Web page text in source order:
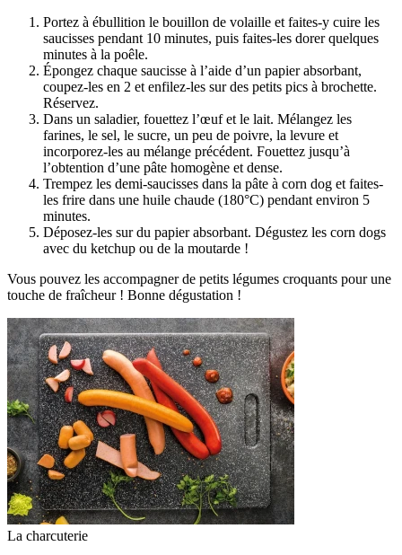
Portez à ébullition le bouillon de volaille et faites-y cuire les
saucisses pendant 10 minutes, puis faites-les dorer quelques
minutes à la poêle.
Épongez chaque saucisse à l’aide d’un papier absorbant,
coupez-les en 2 et enfilez-les sur des petits pics à brochette.
Réservez.
Dans un saladier, fouettez l’œuf et le lait. Mélangez les
farines, le sel, le sucre, un peu de poivre, la levure et
incorporez-les au mélange précédent. Fouettez jusqu’à
l’obtention d’une pâte homogène et dense.
Trempez les demi-saucisses dans la pâte à corn dog et faites-
les frire dans une huile chaude (180°C) pendant environ 5
minutes.
Déposez-les sur du papier absorbant. Dégustez les corn dogs
avec du ketchup ou de la moutarde !
Vous pouvez les accompagner de petits légumes croquants pour une
touche de fraîcheur ! Bonne dégustation !
La charcuterie